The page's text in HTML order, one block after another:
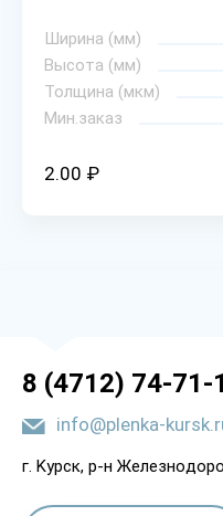
Ширина (мм)
Высота (мм)
Толщина (мкм)
Мин.заказ
2.00 ₽
8 (4712) 74-71-
info@plenka-
г. Kypcк, p-н